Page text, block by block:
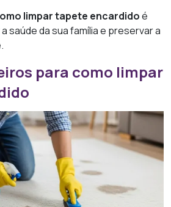
limpar tapete encardidoé
saúde da sua família e preservar a
para como limpar